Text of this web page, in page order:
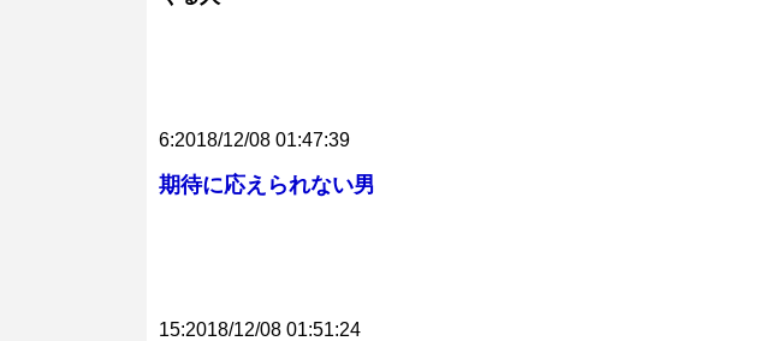
6:2018/12/08 01:47:39
期待に応えられない男
15:2018/12/08 01:51:24